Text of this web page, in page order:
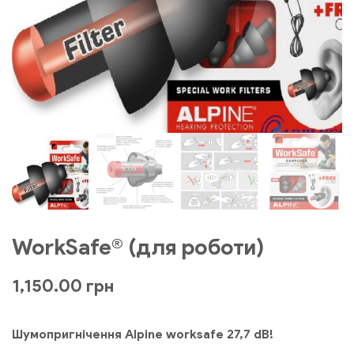
WorkSafe® (для роботи)
1,150.00 грн
Шумопригнічення Alpine worksafe 27,7 dB!